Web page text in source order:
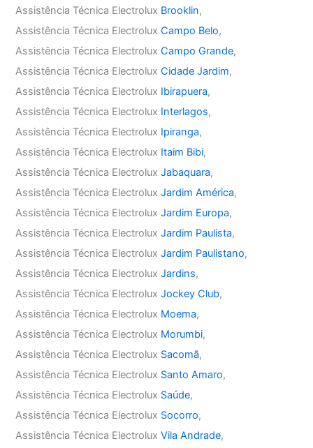
Assistência Técnica Electrolux Brooklin,
Assistência Técnica ElectroluxCampo Belo,
Assistência Técnica ElectroluxCampo Grande,
Assistência Técnica ElectroluxCidade Jardim,
Assistência Técnica Electrolux Ibirapuera,
Assistência Técnica Electrolux Interlagos,
Assistência Técnica Electrolux Ipiranga,
Assistência Técnica Electrolux Itaim Bibi,
Assistência Técnica ElectroluxJabaquara,
Assistência Técnica ElectroluxJardim América,
Assistência Técnica ElectroluxJardim Europa,
Assistência Técnica ElectroluxJardim Paulista,
Assistência Técnica ElectroluxJardim Paulistano,
Assistência Técnica ElectroluxJardins,
Assistência Técnica ElectroluxJockey Club,
Assistência Técnica Electrolux Moema,
Assistência Técnica Electrolux Morumbi,
Assistência Técnica Electrolux Sacomã,
Assistência Técnica Electrolux Santo Amaro,
Assistência Técnica Electrolux Saúde,
Assistência Técnica Electrolux Socorro,
Assistência Técnica ElectroluxVila Andrade,